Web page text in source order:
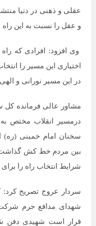
عقلی و ذهنی در دنیا
و عقل را نسبت به این
وی افزود: افرادی که
اختیاری این مسیر را
در این مسیر نورانی و
مشاور عالی فرمانده کل
درمسیر انقلاب مختص
سخنان امام خمینی (ره)
بین مردم خط کش
شرایط انتخاب راه را
سردار عروج تصریح
شهدای مدافع حرم
قرار است شهیدی دفن